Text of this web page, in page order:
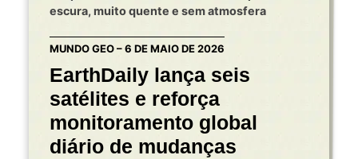
escura, muito quente e sem atmosfera
MUNDO GEO – 6 DE MAIO DE 2026
EarthDaily lança seis
satélites e reforça
monitoramento global
diário de mudanças